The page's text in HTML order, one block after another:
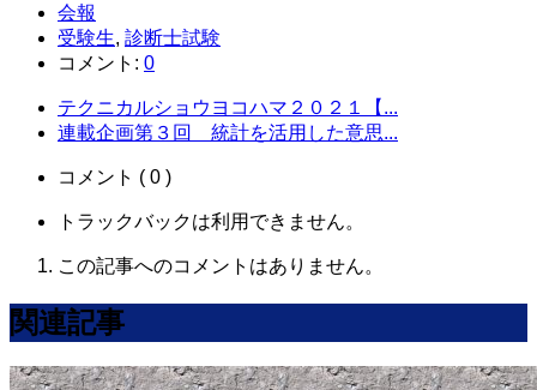
会報
受験生, 診断士試験
コメント: 0
テクニカルショウヨコハマ２０２１【...
連載企画第３回 統計を活用した意思...
コメント ( 0 )
トラックバックは利用できません。
この記事へのコメントはありません。
関連記事